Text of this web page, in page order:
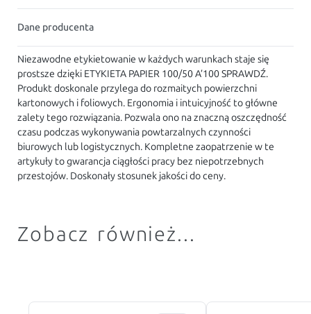
Dane producenta
Niezawodne etykietowanie w każdych warunkach staje się
prostsze dzięki ETYKIETA PAPIER 100/50 A’100 SPRAWDŹ.
Produkt doskonale przylega do rozmaitych powierzchni
kartonowych i foliowych. Ergonomia i intuicyjność to główne
zalety tego rozwiązania. Pozwala ono na znaczną oszczędność
czasu podczas wykonywania powtarzalnych czynności
biurowych lub logistycznych. Kompletne zaopatrzenie w te
artykuły to gwarancja ciągłości pracy bez niepotrzebnych
przestojów. Doskonały stosunek jakości do ceny.
Zobacz również...